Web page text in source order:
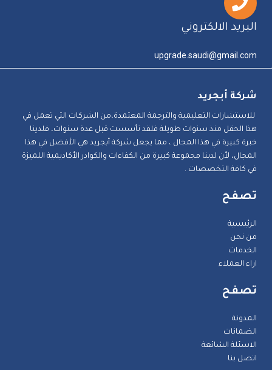
البريد الالكتروني
upgrade.saudi@gmail.com
شركة أبجريد
للاستشارات التعليمية والترجمة المعتمدة،من الشركات التي تعمل في
هذا الحقل منذ سنوات طويلة فلقد تأسست قبل عدة سنوات، فلدينا
خبرة كبيرة في هذا المجال ، مما يجعل شركة أبجريد هي الأفضل في هذا
المجال، لأن لدينا مجموعة كبيرة من الكفاءات والكوادر الأكاديمية اللميزة
في كافة التخصصات .
تصفح
الرئيسية
من نحن
الخدمات
اراء العملاء
تصفح
المدونة
الضمانات
الاسئلة الشائعة
اتصل بنا